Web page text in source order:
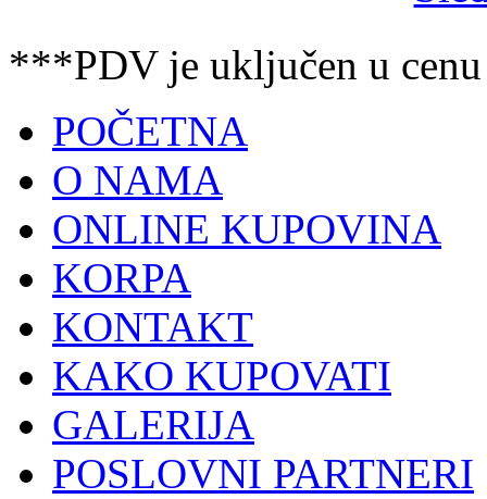
***PDV je uključen u cenu
POČETNA
O NAMA
ONLINE KUPOVINA
KORPA
KONTAKT
KAKO KUPOVATI
GALERIJA
POSLOVNI PARTNERI